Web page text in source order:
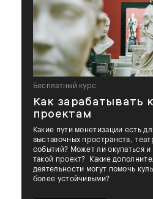
Бесплатный курс
Как зарабатывать
проектам
Какие пути монетизации есть
выставочных пространств,
событий? Может ли окупаться и
такой проект? Какие
деятельности могут помочь
более устойчивыми?